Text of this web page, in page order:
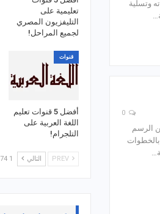
وتسلية
الرسم
بالخطوات
تعليمية على
التليفزيون المصري
لجميع المراحل!
قنوات
أفضل 5 قنوات تعليم
اللغة العربية على
التلجرام!
التالي 1 of 74